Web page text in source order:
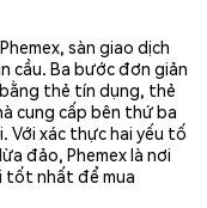
sàn giao dịch
cầu. Ba bước đơn giản
thẻ tín dụng, thẻ
cung cấp bên thứ ba
Với xác thực hai yếu tố
đảo, Phemex là nơi
tốt nhất để mua